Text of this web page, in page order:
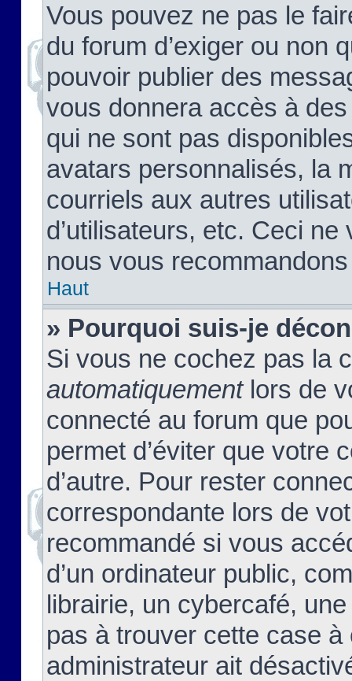
Vous pouvez ne pas le
du forum d’exiger ou non
pouvoir publier des
vous donnera accès à
qui ne sont pas
avatars personnalisés, la
courriels aux autres
d’utilisateurs, etc. Ceci
nous vous
Haut
» Pourquoi suis-je
Si vous ne cochez pas la
automatiquementlors de
connecté au forum que
permet d’éviter que votre
d’autre. Pour rester
correspondante lors de
recommandé si vous
d’un ordinateur public,
librairie, un cybercafé,
pas à trouver cette case à
administrateur ait